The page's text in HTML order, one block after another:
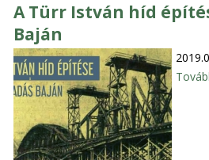
hier
A Türr István híd
Baján